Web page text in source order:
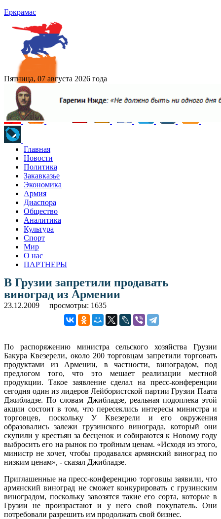
Еркрамас
Пятница, 07 августа 2026 года
Главная
Новости
Политика
Закавказье
Экономика
Армия
Диаспора
Общество
Аналитика
Культура
Спорт
Мир
О нас
ПАРТНЕРЫ
В Грузии запретили продавать
виноград из Армении
23.12.2009 просмотры: 1635
По распоряжению министра сельского хозяйства Грузии
Бакура Квезерели, около 200 торговцам запретили торговать
продуктами из Армении, в частности, виноградом, под
предлогом того, что это мешает реализации местной
продукции. Такое заявление сделал на пресс-конференции
сегодня один из лидеров Лейбористской партии Грузии Паата
Джибладзе. По словам Джибладзе, реальная подоплека этой
акции состоит в том, что пересеклись интересы министра и
торговцев, поскольку У Квезерели и его окружения
образовались залежи грузинского винограда, который они
скупили у крестьян за бесценок и собираются к Новому году
выбросить его на рынок по тройным ценам. «Исходя из этого,
министр не хочет, чтобы продавался армянский виноград по
низким ценам», - сказал Джибладзе.
Приглашенные на пресс-конференцию торговцы заявили, что
армянский виноград не сможет конкурировать с грузинским
виноградом, поскольку завозятся такие его сорта, которые в
Грузии не произрастают и у него свой покупатель. Они
потребовали разрешить им продолжать свой бизнес.